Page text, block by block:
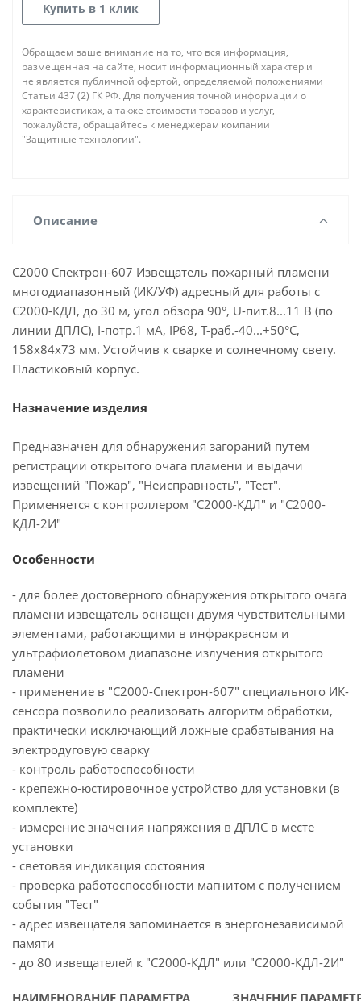
Купить в 1 клик
Обращаем ваше внимание на то, что вся информация,
размещенная на сайте, носит информационный характер и
не является публичной офертой, определяемой положениями
Статьи 437 (2) ГК РФ. Для получения точной информации о
характеристиках, а также стоимости товаров и услуг,
пожалуйста, обращайтесь к менеджерам компании
"Защитные технологии".
Описание
С2000 Спектрон-607 Извещатель пожарный пламени
многодиапазонный (ИК/УФ) адресный для работы с
С2000-КДЛ, до 30 м, угол обзора 90°, U-пит.8...11 В (по
линии ДПЛС), I-потр.1 мА, IP68, T-раб.-40...+50°С,
158х84х73 мм. Устойчив к сварке и солнечному свету.
Пластиковый корпус.
Назначение изделия
Предназначен для обнаружения загораний путем
регистрации открытого очага пламени и выдачи
извещений "Пожар", "Неисправность", "Тест".
Применяется с контроллером "С2000-КДЛ" и "С2000-
КДЛ-2И"
Особенности
- для более достоверного обнаружения открытого очага
пламени извещатель оснащен двумя чувствительными
элементами, работающими в инфракрасном и
ультрафиолетовом диапазоне излучения открытого
пламени
- применение в "С2000-Спектрон-607" специального ИК-
сенсора позволило реализовать алгоритм обработки,
практически исключающий ложные срабатывания на
электродуговую сварку
- контроль работоспособности
- крепежно-юстировочное устройство для установки (в
комплекте)
- измерение значения напряжения в ДПЛС в месте
установки
- световая индикация состояния
- проверка работоспособности магнитом с получением
события "Тест"
- адрес извещателя запоминается в энергонезависимой
памяти
- до 80 извещателей к "С2000-КДЛ" или "С2000-КДЛ-2И"
НАИМЕНОВАНИЕ ПАРАМЕТРА ЗНАЧЕНИЕ